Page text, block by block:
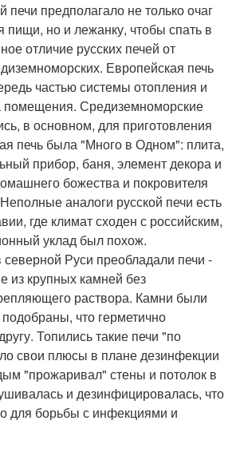
печи предполагало не только очаг
пищи, но и лежанку, чтобы спать в
отличие русских печей от
Европейская печь
частью системы отопления и
помещения. Средиземноморские
в основном, для приготовления
печь была "Много в Одном": плита,
прибор, баня, элемент декора и
божества и покровителя
аналоги русской печи есть
где климат сходен с российским,
уклад был похож.
Руси преобладали печи -
из крупных камней без
раствора. Камни были
что герметично
Топились такие печи "по
свои плюсы в плане дезинфекции
"прожаривал" стены и потолок в
и дезинфицировалась, что
для борьбы с инфекциями и